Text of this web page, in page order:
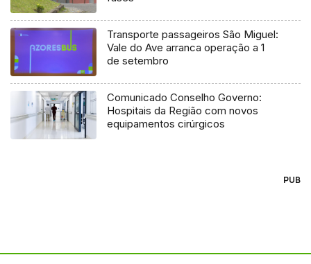
Transporte passageiros São Miguel:
Vale do Ave arranca operação a 1
de setembro
Comunicado Conselho Governo:
Hospitais da Região com novos
equipamentos cirúrgicos
PUB